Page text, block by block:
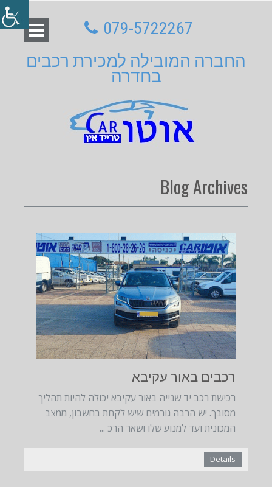
079-5722267
החברה המובילה למכירת רכבים
בחדרה
Blog Archives
Date:January
17, 2023
רכבים באור עקיבא
רכישת רכב יד שנייה באור עקיבא יכולה להיות תהליך
מסובך. יש הרבה גורמים שיש לקחת בחשבון, ממצב
המכונית ועד למנוע שלו ושאר הרכ ...
Details